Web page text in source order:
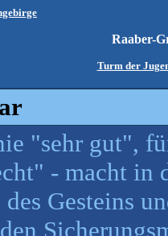
Raaber-
Turm der
"sehr gut",
- macht in
Gesteins